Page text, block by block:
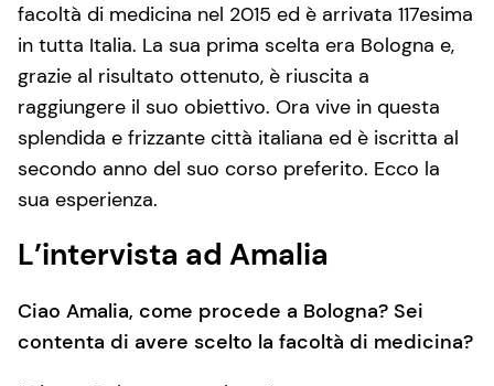
facoltà di medicina nel 2015 ed è arrivata 117esima
in tutta Italia. La sua prima scelta era Bologna e,
grazie al risultato ottenuto, è riuscita a
raggiungere il suo obiettivo. Ora vive in questa
splendida e frizzante città italiana ed è iscritta al
secondo anno del suo corso preferito. Ecco la
sua esperienza.
L’intervista ad Amalia
Ciao Amalia, come procede a Bologna? Sei
contenta di avere scelto la facoltà di medicina?